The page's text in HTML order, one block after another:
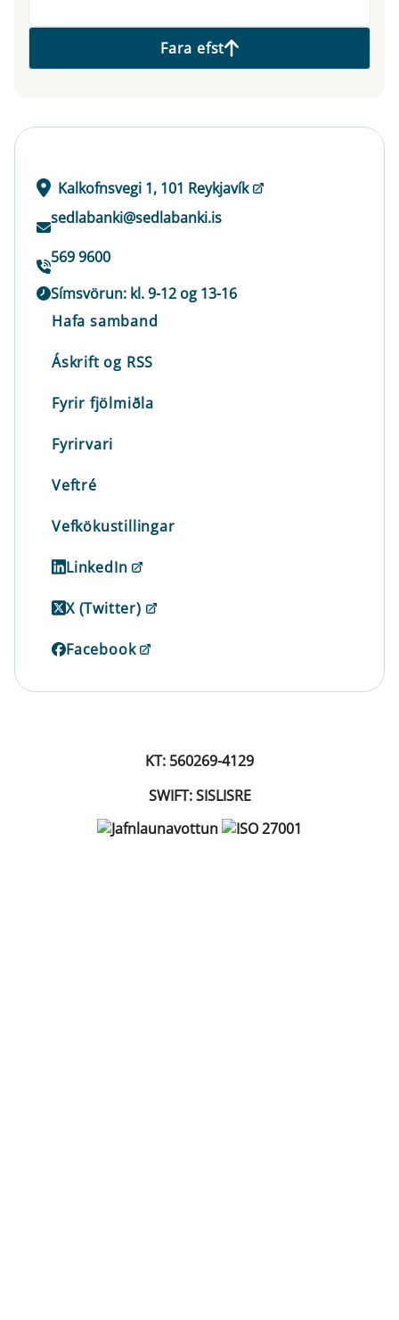
Fara efst
Kalkofnsvegi 1, 101 Reykjavík
sedlabanki@sedlabanki.is
569 9600
Símsvörun: kl. 9-12 og 13-16
Hafa samband
Áskrift og RSS
Fyrir fjölmiðla
Fyrirvari
Veftré
Vefkökustillingar
LinkedIn
X (Twitter)
Facebook
KT: 560269-4129
SWIFT: SISLISRE